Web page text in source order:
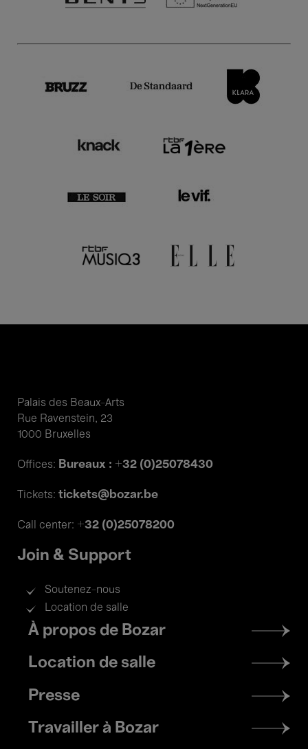
Palais des Beaux-Arts
Rue Ravenstein, 23
1000 Bruxelles
Offices: Bureaux : +32 (0)25078430
Tickets: tickets@bozar.be
Call center: +32 (0)25078200
Join & Support
Soutenez-nous
Location de salle
Footer
menu
À propos de Bozar
Location de salle
Presse
Travailler à Bozar